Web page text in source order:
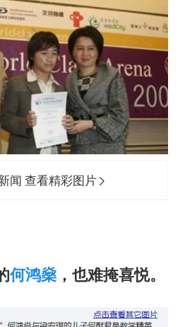
闻 查看精彩图片
何鸿燊，也难掩喜悦。